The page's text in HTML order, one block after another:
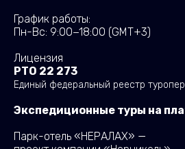
График работы:
Пн-Вс: 9:00−18:00 (GMT+3)
Лицензия
РТО 22 273
Единый федеральный реестр
Экспедиционные туры на
Парк-отель «НЕРАЛАХ» —